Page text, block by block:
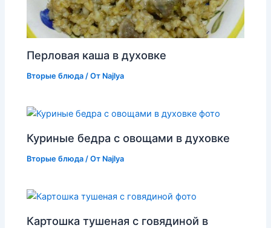
Перловая каша в духовке
Вторые блюда / От Najlya
Куриные бедра с овощами в духовке
Вторые блюда / От Najlya
Картошка тушеная с говядиной в